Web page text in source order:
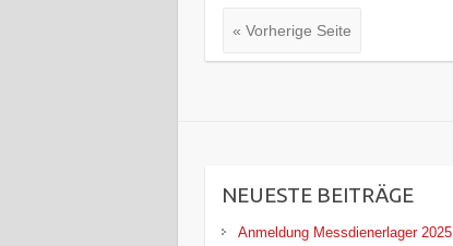
« Vorherige Seite
NEUESTE BEITRÄGE
Anmeldung Messdienerlager 2025